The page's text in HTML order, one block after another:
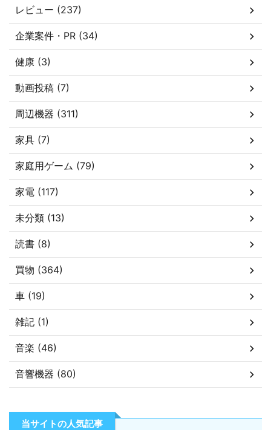
レビュー (237)
企業案件・PR (34)
健康 (3)
動画投稿 (7)
周辺機器 (311)
家具 (7)
家庭用ゲーム (79)
家電 (117)
未分類 (13)
読書 (8)
買物 (364)
車 (19)
雑記 (1)
音楽 (46)
音響機器 (80)
当サイトの人気記事